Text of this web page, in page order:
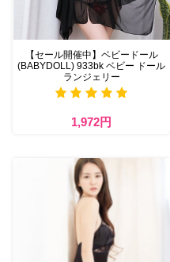
【セール開催中】ベビードール
(BABYDOLL) 933bk ベビー ドール
ランジェリー
1,972円